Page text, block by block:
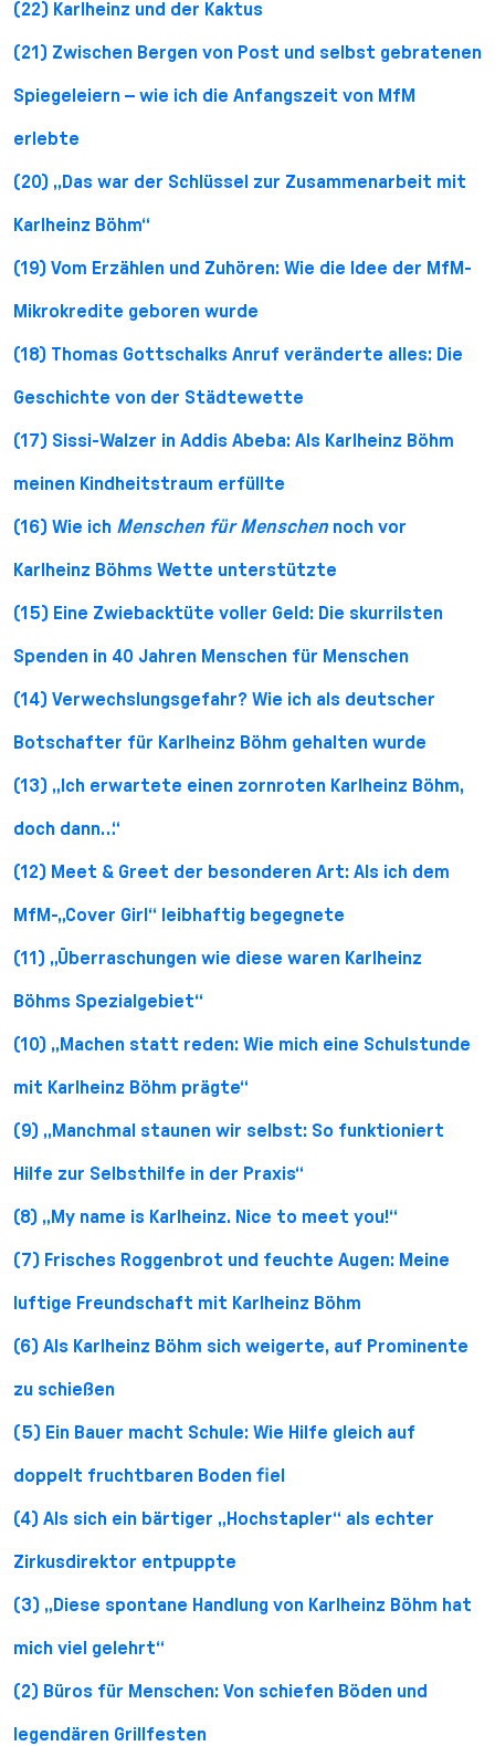
(22) Karlheinz und der Kaktus
(21) Zwischen Bergen von Post und selbst gebratenen
Spiegeleiern – wie ich die Anfangszeit von MfM
erlebte
(20) „Das war der Schlüssel zur Zusammenarbeit mit
Karlheinz Böhm“
(19) Vom Erzählen und Zuhören: Wie die Idee der MfM-
Mikrokredite geboren wurde
(18) Thomas Gottschalks Anruf veränderte alles: Die
Geschichte von der Städtewette
(17) Sissi-Walzer in Addis Abeba: Als Karlheinz Böhm
meinen Kindheitstraum erfüllte
(16) Wie ich Menschen für Menschen noch vor
Karlheinz Böhms Wette unterstützte
(15) Eine Zwiebacktüte voller Geld: Die skurrilsten
Spenden in 40 Jahren Menschen für Menschen
(14) Verwechslungsgefahr? Wie ich als deutscher
Botschafter für Karlheinz Böhm gehalten wurde
(13) „Ich erwartete einen zornroten Karlheinz Böhm,
doch dann…“
(12) Meet & Greet der besonderen Art: Als ich dem
MfM-„Cover Girl“ leibhaftig begegnete
(11) „Überraschungen wie diese waren Karlheinz
Böhms Spezialgebiet“
(10) „Machen statt reden: Wie mich eine Schulstunde
mit Karlheinz Böhm prägte“
(9) „Manchmal staunen wir selbst: So funktioniert
Hilfe zur Selbsthilfe in der Praxis“
(8) „My name is Karlheinz. Nice to meet you!“
(7) Frisches Roggenbrot und feuchte Augen: Meine
luftige Freundschaft mit Karlheinz Böhm
(6) Als Karlheinz Böhm sich weigerte, auf Prominente
zu schießen
(5) Ein Bauer macht Schule: Wie Hilfe gleich auf
doppelt fruchtbaren Boden fiel
(4) Als sich ein bärtiger „Hochstapler“ als echter
Zirkusdirektor entpuppte
(3) „Diese spontane Handlung von Karlheinz Böhm hat
mich viel gelehrt“
(2) Büros für Menschen: Von schiefen Böden und
legendären Grillfesten